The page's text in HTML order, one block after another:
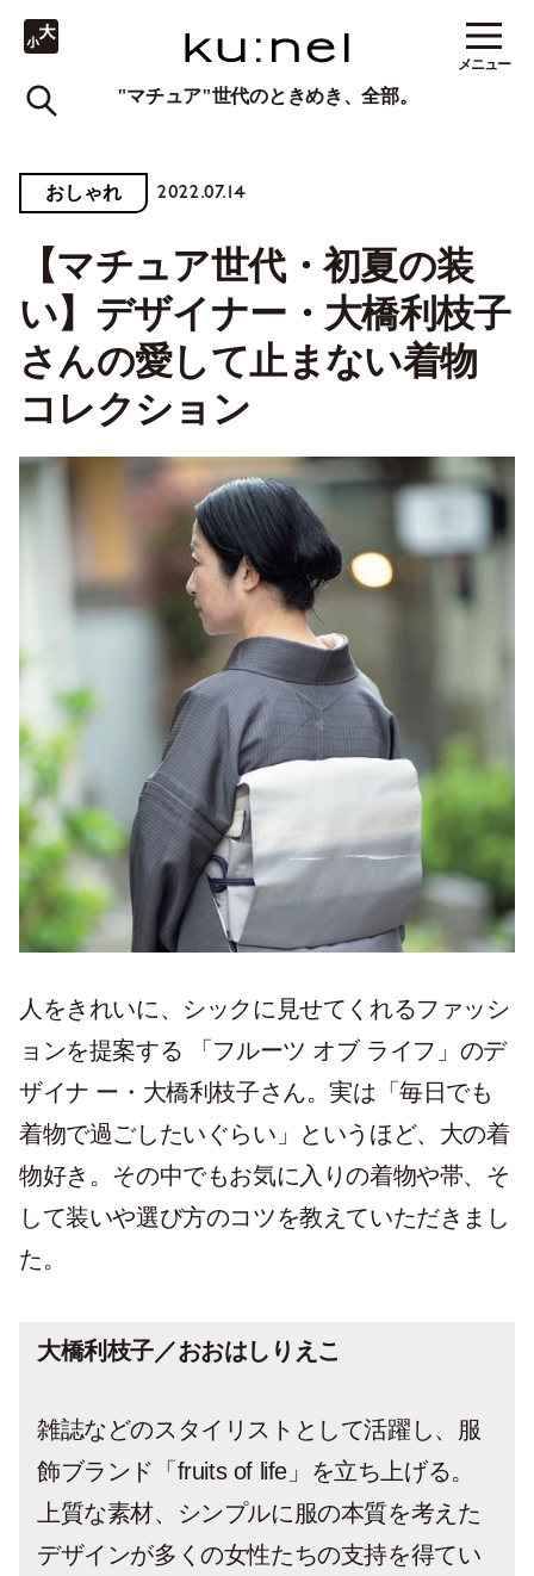
"マチュア"世代のときめき、全部。
メニュー
おしゃれ 2022.07.14
【マチュア世代・初夏の装
い】デザイナー・大橋利枝子
さんの愛して止まない着物
コレクション
人をきれいに、シックに見せてくれるファッシ
ョンを提案する 「フルーツ オブ ライフ」のデ
ザイナ ー・大橋利枝子さん。実は「毎日でも
着物で過ごしたいぐらい」というほど、大の着
物好き。その中でもお気に入りの着物や帯、そ
して装いや選び方のコツを教えていただきまし
た。
大橋利枝子／おおはしりえこ
雑誌などのスタイリストとして活躍し、服
飾ブランド「fruits of life」を立ち上げる。
上質な素材、シンプルに服の本質を考えた
デザインが多くの女性たちの支持を得てい